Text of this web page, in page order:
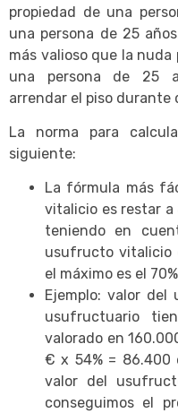
propiedad de una
una persona de 25
más valioso que la
una persona de 25
arrendar el piso durante
La norma para
siguiente:
La fórmula más
vitalicio es restar
teniendo en
usufructo vitalicio
el máximo es el
Ejemplo: valor
usufructuario
valorado en
€ x 54% = 86.400
valor del
conseguimos el